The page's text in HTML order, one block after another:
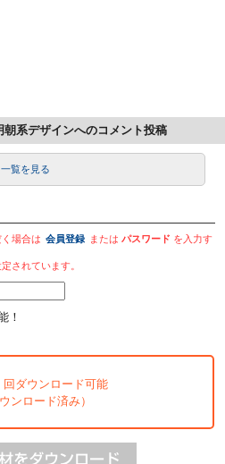
系デザインへのコメント投稿
一覧を見る
場合は 会員登録 またはパスワード を入力す
されています。
！
回ダウンロード可能
ンロード済み）